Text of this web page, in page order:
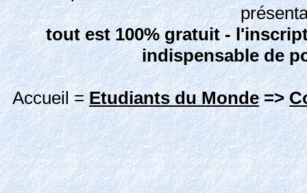
tout est 100% gratuit -
indispensable de
Accueil =Etudiants du Monde=>